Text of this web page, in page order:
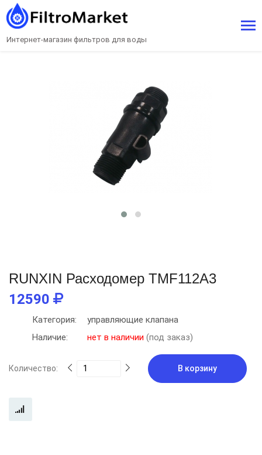
Интернет-магазин фильтров для воды
RUNXIN Расходомер TMF112A3
12590
Категория:
управляющие клапана
Наличие:
нет в наличии (под заказ)
Количество: В корзину